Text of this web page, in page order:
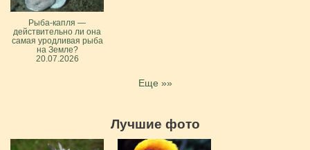
Рыба-капля —
действительно ли она
самая уродливая рыба
на Земле?
20.07.2026
Еще »»
Лучшие фото